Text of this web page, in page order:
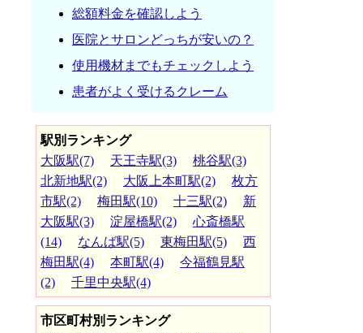
総額料金を確認しよう
医院とサロンどっちが安いの？
使用機材までもチェックしよう
患者がよく受けるクレーム
駅別ランキング
大阪駅(7)
天王寺駅(3)
桃谷駅(3)
北新地駅(2)
大阪上本町駅(2)
枚方
市駅(2)
梅田駅(10) 十三駅(2)
新
大阪駅(3)
淀屋橋駅(2)
心斎橋駅
(14)
なんば駅(5) 東梅田駅(5)
西
梅田駅(4)
本町駅(4)
今福鶴見駅
(2)
千里中央駅(4)
市区町村別ランキング